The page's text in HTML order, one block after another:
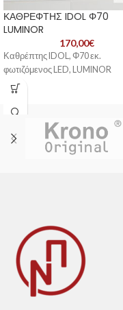
ΚΑΘΡΕΦΤΗΣ IDOL Φ70
LUMINOR
170,00€
Καθρέπτης IDOL, Φ70 εκ.
φωτιζόμενος LED, LUMINOR